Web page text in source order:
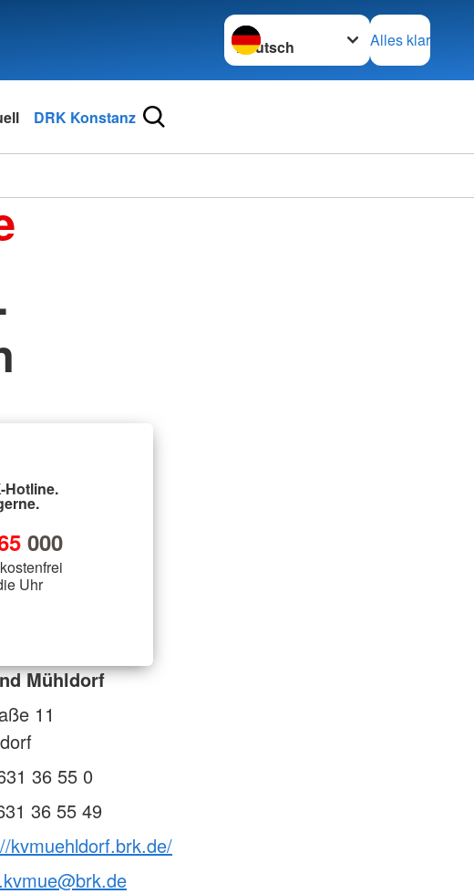
Sprache wechseln zu
Alles klar
DRK Konstanz
Hotline.
000
Uhr
Mühldorf
11
36 55 0
36 55 49
kvmuehldorf.brk.de/